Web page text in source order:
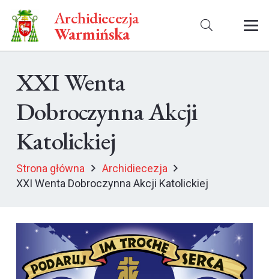
Archidiecezja
Warmińska
XXI Wenta
Dobroczynna Akcji
Katolickiej
Strona główna
Archidiecezja
XXI Wenta Dobroczynna Akcji Katolickiej